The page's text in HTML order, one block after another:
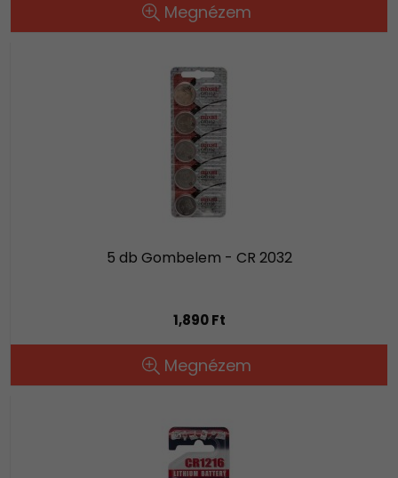
Megnézem
5 db Gombelem - CR 2032
1,890 Ft
Megnézem